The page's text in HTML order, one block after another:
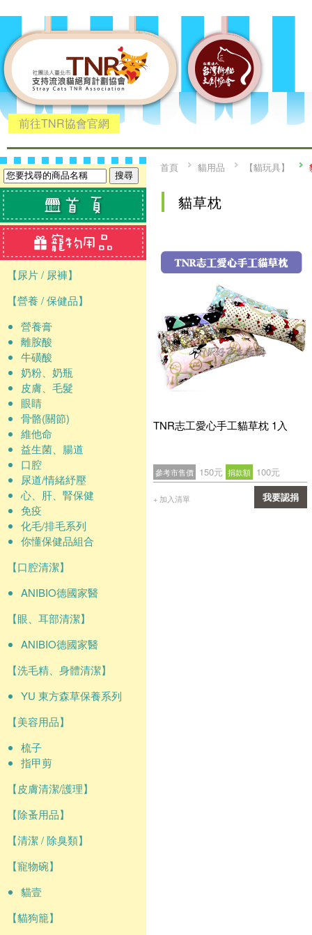
前往TNR協會官網
【尿片 / 尿褲】
【營養 / 保健品】
營養膏
離胺酸
牛磺酸
奶粉、奶瓶
皮膚、毛髮
眼睛
骨骼(關節)
維他命
益生菌、腸道
口腔
尿道/情緒紓壓
心、肝、腎保健
免疫
化毛/排毛系列
你懂保健品組合
【口腔清潔】
ANIBIO德國家醫
【眼、耳部清潔】
ANIBIO德國家醫
【洗毛精、身體清潔】
YU 東方森草保養系列
【美容用品】
梳子
指甲剪
【皮膚清潔/護理】
【除蚤用品】
【清潔 / 除臭類】
【寵物碗】
貓壹
【貓狗籠】
首頁 貓用品 【貓玩具】
貓草枕
TNR志工愛心手工貓草枕 1入
參考市售價 150元 捐款額 100元
+ 加入清單 我要認捐